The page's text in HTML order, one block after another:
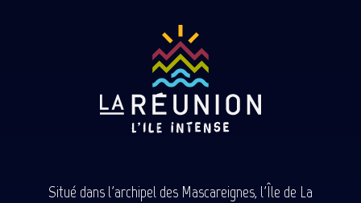
Situé dans l'archipel des Mascareignes, l'Île de La